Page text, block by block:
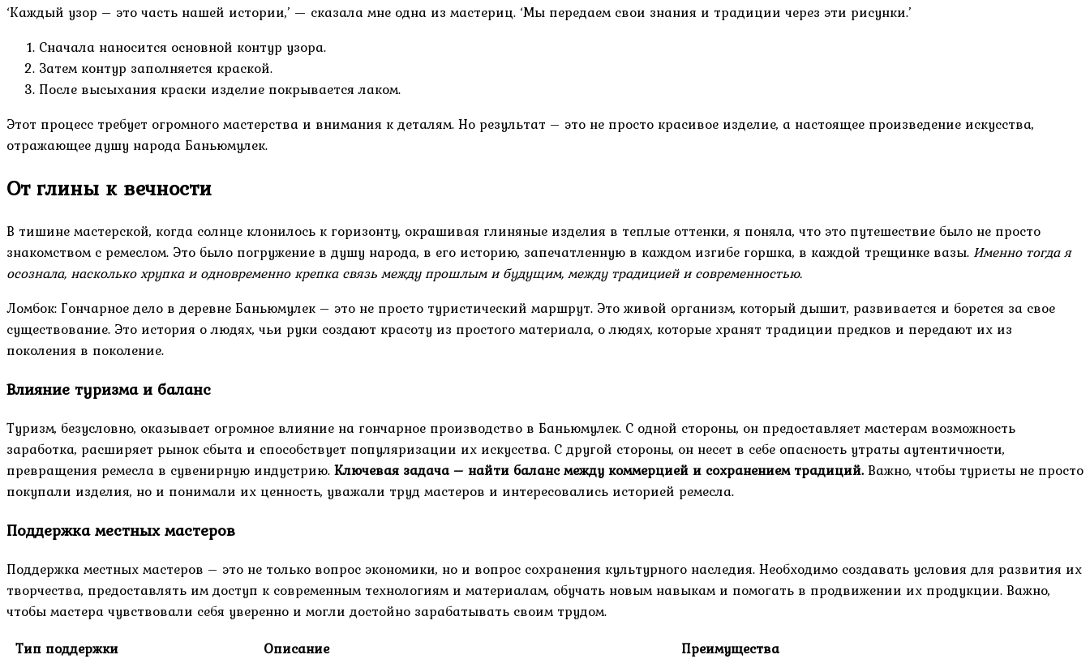
‘Каждый узор – это часть нашей истории,’ — сказала мне одна из мастериц. ‘Мы передаем свои знания и традиции через эти рисунки.’
Сначала наносится основной контур узора.
Затем контур заполняется краской.
После высыхания краски изделие покрывается лаком.
Этот процесс требует огромного мастерства и внимания к деталям. Но результат – это не просто красивое изделие, а настоящее произведение искусства,
отражающее душу народа Баньюмулек.
От глины к вечности
В тишине мастерской, когда солнце клонилось к горизонту, окрашивая глиняные изделия в теплые оттенки, я поняла, что это путешествие было не просто
знакомством с ремеслом. Это было погружение в душу народа, в его историю, запечатленную в каждом изгибе горшка, в каждой трещинке вазы.Именно тогда я
осознала, насколько хрупка и одновременно крепка связь между прошлым и будущим, между традицией и современностью.
Ломбок: Гончарное дело в деревне Баньюмулек – это не просто туристический маршрут. Это живой организм, который дышит, развивается и борется за свое
существование. Это история о людях, чьи руки создают красоту из простого материала, о людях, которые хранят традиции предков и передают их из
поколения в поколение.
Влияние туризма и баланс
Туризм, безусловно, оказывает огромное влияние на гончарное производство в Баньюмулек. С одной стороны, он предоставляет мастерам возможность
заработка, расширяет рынок сбыта и способствует популяризации их искусства. С другой стороны, он несет в себе опасность утраты аутентичности,
превращения ремесла в сувенирную индустрию.Ключевая задача – найти баланс между коммерцией и сохранением традиций.Важно, чтобы туристы не просто
покупали изделия, но и понимали их ценность, уважали труд мастеров и интересовались историей ремесла.
Поддержка местных мастеров
Поддержка местных мастеров – это не только вопрос экономики, но и вопрос сохранения культурного наследия. Необходимо создавать условия для развития их
творчества, предоставлять им доступ к современным технологиям и материалам, обучать новым навыкам и помогать в продвижении их продукции. Важно,
чтобы мастера чувствовали себя уверенно и могли достойно зарабатывать своим трудом.
Тип поддержки
Описание Преимущества